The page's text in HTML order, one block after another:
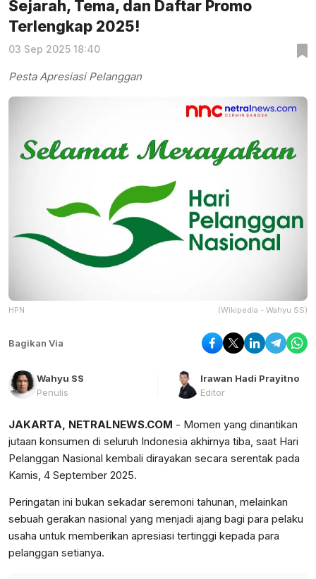
Sejarah, Tema, dan Daftar Promo
Terlengkap 2025!
03 Sep 2025 18:40
Pesta Apresiasi Pelanggan
HPN (Wikipedia - Wahyu SS)
Bagikan Via
Wahyu SS
Penulis
Irawan Hadi Prayitno
Editor
JAKARTA, NETRALNEWS.COM - Momen yang dinantikan
jutaan konsumen di seluruh Indonesia akhirnya tiba, saat Hari
Pelanggan Nasional kembali dirayakan secara serentak pada
Kamis, 4 September 2025.
Peringatan ini bukan sekadar seremoni tahunan, melainkan
sebuah gerakan nasional yang menjadi ajang bagi para pelaku
usaha untuk memberikan apresiasi tertinggi kepada para
pelanggan setianya.